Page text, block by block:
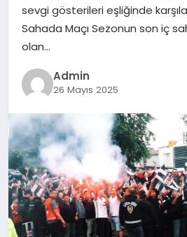
MAGAZIN
SAĞLIK
SPOR
TEKNOLOJI
sevgi gösterileri eşliğinde
Sahada Maçı Sezonun son iç
olan…
Admin
26 Mayıs 2025